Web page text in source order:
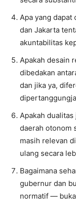
Apa yang dapat
dan Jakarta
akuntabilitas
Apakah desain
dibedakan
dan jika ya,
Apakah
daerah otonom
masih relevan
ulang secara
Bagaimana
gubernur dan
normatif —